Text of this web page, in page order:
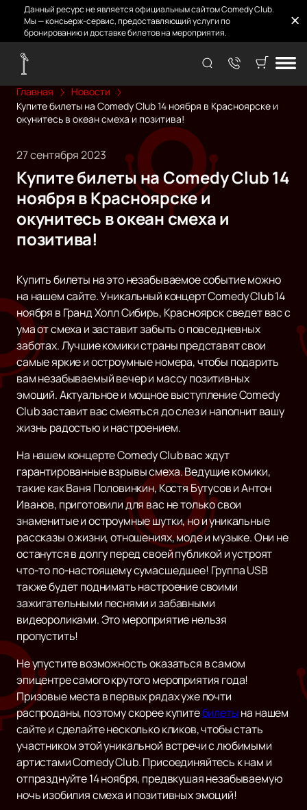
Данный ресурс не является официальным сайтом Comedy Club.
Мы — консьерж-сервис, предоставляющий услуги по
бронированию и доставке билетов на мероприятия.
Главная
Новости
Купите билеты на Comedy Club 14 ноября в Красноярске и
окунитесь в океан смеха и позитива!
27 сентября 2023
Купите билеты на Comedy Club 14
ноября в Красноярске и
окунитесь в океан смеха и
позитива!
Купить билеты на это незабываемое событие можно
на нашем сайте. Уникальный концерт Comedy Club 14
ноября в Гранд Холл Сибирь, Красноярск сведет вас с
ума от смеха и заставит забыть о повседневных
заботах. Лучшие комики страны представят свои
самые яркие и остроумные номера, чтобы подарить
вам незабываемый вечер и массу позитивных
эмоций. Актуальное и мощное выступление Comedy
Club заставит вас смеяться до слез и наполнит вашу
жизнь радостью и настроением.
На нашем концерте Comedy Club вас ждут
гарантированные взрывы смеха. Ведущие комики,
такие как Ваня Половинкин, Костя Бутусов и Антон
Иванов, приготовили для вас не только свои
знаменитые и остроумные шутки, но и уникальные
рассказы о жизни, отношениях, моде и музыке. Они не
останутся в долгу перед своей публикой и устроят
что-то по-настоящему сумасшедшее! Группа USB
также будет поднимать настроение своими
зажигательными песнями и забавными
видеороликами. Это мероприятие нельзя
пропустить!
Не упустите возможность оказаться в самом
эпицентре самого крутого мероприятия года!
Призовые места в первых рядах уже почти
распроданы, поэтому скорее купитебилетына нашем
сайте и сделайте несколько кликов, чтобы стать
участником этой уникальной встречи с любимыми
артистами Comedy Club. Присоединяйтесь к нам и
отпразднуйте 14 ноября, предвкушая незабываемую
ночь изобилия смеха и позитивных эмоций!